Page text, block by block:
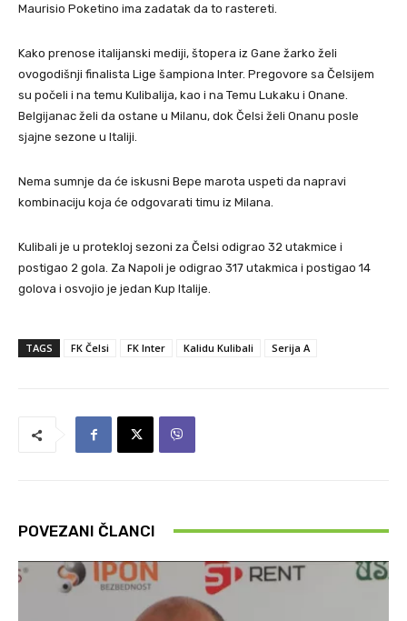
Maurisio Poketino ima zadatak da to rastereti.
Kako prenose italijanski mediji, štopera iz Gane žarko želi
ovogodišnji finalista Lige šampiona Inter. Pregovore sa Čelsijem
su počeli i na temu Kulibalija, kao i na Temu Lukaku i Onane.
Belgijanac želi da ostane u Milanu, dok Čelsi želi Onanu posle
sjajne sezone u Italiji.
Nema sumnje da će iskusni Bepe marota uspeti da napravi
kombinaciju koja će odgovarati timu iz Milana.
Kulibali je u protekloj sezoni za Čelsi odigrao 32 utakmice i
postigao 2 gola. Za Napoli je odigrao 317 utakmica i postigao 14
golova i osvojio je jedan Kup Italije.
TAGS FK Čelsi FK Inter Kalidu Kulibali Serija A
POVEZANI ČLANCI